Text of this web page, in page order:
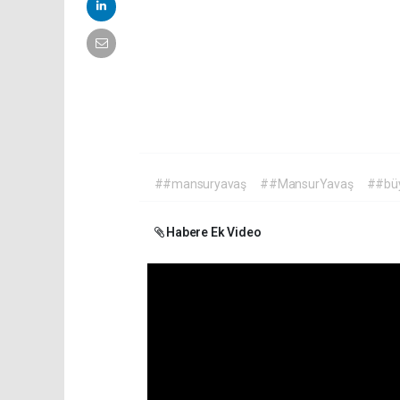
##mansuryavaş ##MansurYavaş
Habere Ek Video